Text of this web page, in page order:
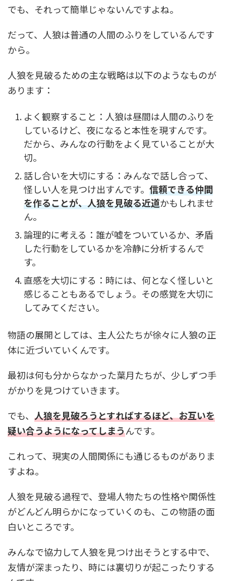
でも、それって簡単じゃないんですよね。
だって、人狼は普通の人間のふりをしているんです
から。
人狼を見破るための主な戦略は以下のようなものが
あります：
よく観察すること：人狼は昼間は人間のふりを
しているけど、夜になると本性を現すんです。
だから、みんなの行動をよく見ていることが大
切。
話し合いを大切にする：みんなで話し合って、
怪しい人を見つけ出すんです。 信頼できる仲間
を作ることが、人狼を見破る近道かもしれませ
ん。
論理的に考える：誰が嘘をついているか、矛盾
した行動をしているかを冷静に分析するんで
す。
直感を大切にする：時には、何となく怪しいと
感じることもあるでしょう。その感覚を大切に
してみてください。
物語の展開としては、主人公たちが徐々に人狼の正
体に近づいていくんです。
最初は何も分からなかった葉月たちが、少しずつ手
がかりを見つけていきます。
でも、 人狼を見破ろうとすればするほど、お互いを
疑い合うようになってしまうんです。
これって、現実の人間関係にも通じるものがありま
すよね。
人狼を見破る過程で、登場人物たちの性格や関係性
がどんどん明らかになっていくのも、この物語の面
白いところです。
みんなで協力して人狼を見つけ出そうとする中で、
友情が深まったり、時には裏切りが起こったりする